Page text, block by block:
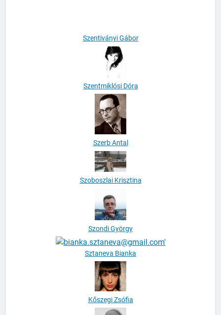
Szentmiklósi Dóra
Szerb Antal
Szoboszlai Krisztina
Szondi György
Sztaneva Bianka
Kőszegi Zsófia